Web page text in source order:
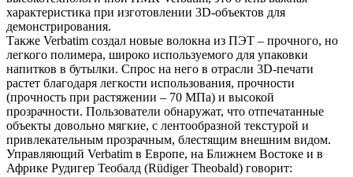
характеристика при изготовлении 3D-объектов для
демонстрирования.
Также Verbatim создал новые волокна из ПЭТ – прочного, но
легкого полимера, широко используемого для упаковки
напитков в бутылки. Спрос на него в отрасли 3D-печати
растет благодаря легкости использования, прочности
(прочность при растяжении – 70 МПа) и высокой
прозрачности. Пользователи обнаружат, что отпечатанные
объекты довольно мягкие, с лентообразной текстурой и
привлекательным прозрачным, блестящим внешним видом.
Управляющий Verbatim в Европе, на Ближнем Востоке и в
Африке Рудигер Теобалд (Rüdiger Theobald) говорит: